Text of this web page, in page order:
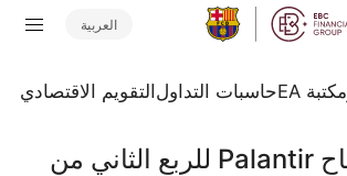
العربية
مكتبة EA حاسبات التداولالتقويم الاقتصادي
هل تشير أرباح Palantir للربع الثاني من